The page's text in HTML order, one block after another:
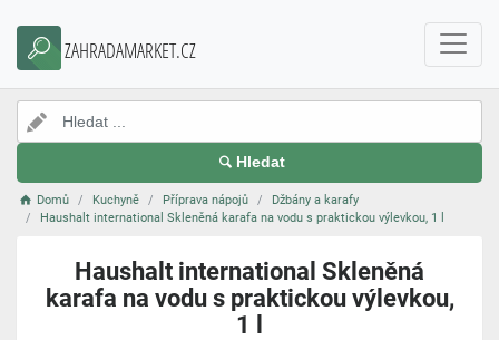
ZAHRADAMARKET.CZ
Hledat
Domů Kuchyně Příprava nápojů
Džbány a karafy
Haushalt international Skleněná karafa na vodu s praktickou výlevkou, 1 l
Haushalt international Skleněná
karafa na vodu s praktickou výlevkou,
1 l